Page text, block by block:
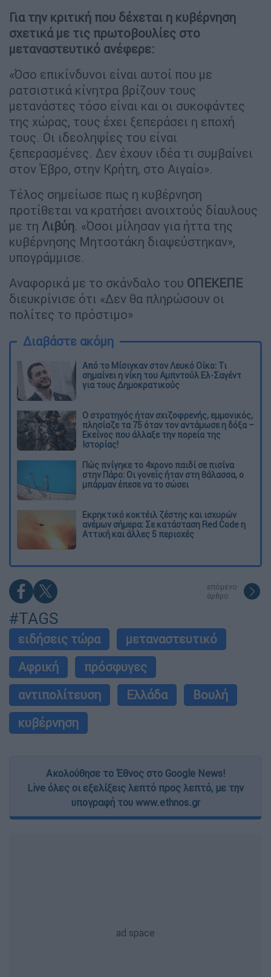
Για την κριτική που δέχεται η κυβέρνηση
σχετικά με τις πρωτοβουλίες στο
μεταναστευτικό ανέφερε:
«Όσο επικίνδυνοι είναι αυτοί που με
ρατσιστικά κίνητρα βρίζουν τους
μετανάστες τόσο είναι και οι συκοφάντες
της χώρας, τους έχει ξεπεράσει η εποχή
τους. Οι ιδεοληψίες του είναι
ξεπερασμένες. Δεν έχουν ιδέα τι συμβαίνει
στον Έβρο, στην Κρήτη, στο Αιγαίο».
Τέλος σημείωσε πως η κυβέρνηση
προτίθεται να κρατήσει ανοιχτούς δίαυλους
με τη Λιβύη. «Όσοι μίλησαν για ήττα της
κυβέρνησης Μητσοτάκη διαψεύστηκαν»,
υπογράμμισε.
Αναφορικά με το σκάνδαλο του ΟΠΕΚΕΠΕ
διευκρίνισε ότι «Δεν θα πληρώσουν οι
πολίτες το πρόστιμο»
Διαβάστε ακόμη
Από το Μίσιγκαν στον Λευκό Οίκο: Τι
σημαίνει η νίκη του Αμπντούλ Ελ-Σαγέντ
για τους Δημοκρατικούς
O στρατηγός ήταν σχιζοφρενής, εμμονικός,
πλησίαζε τα 75 όταν τον αντάμωσε η δόξα –
Εκείνος που άλλαξε την πορεία της
Ιστορίας!
Πώς πνίγηκε το 4χρονο παιδί σε πισίνα
στην Πάρο: Οι γονείς ήταν στη θάλασσα, ο
μπάρμαν έπεσε να το σώσει
Εκρηκτικό κοκτέιλ ζέστης και ισχυρών
ανέμων σήμερα: Σε κατάσταση Red Code η
Αττική και άλλες 5 περιοχές
επόμενο
άρθρο
#TAGS
ειδήσεις τώρα
μεταναστευτικό
Αφρική
πρόσφυγες
αντιπολίτευση
Ελλάδα
Βουλή
κυβέρνηση
Ακολούθησε το Έθνος στο Google News!
Live όλες οι εξελίξεις λεπτό προς λεπτό, με την
υπογραφή του www.ethnos.gr